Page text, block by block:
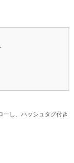
し、ハッシュタグ付き